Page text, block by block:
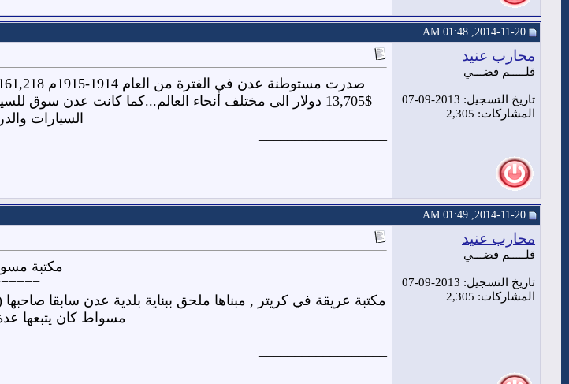
محارب عنيد
قلـــــم فضـــي
تاريخ التسجيل: 2013-09-07
المشاركات: 2,305
السيارات
محارب عنيد
قلـــــم فضـــي
تاريخ التسجيل: 2013-09-07
المشاركات: 2,305
مكتبة
مسواط كان يتبعها